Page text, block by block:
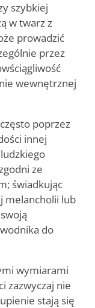
szybkiej
w twarz z
prowadzić
przez
wewnętrznej
poprzez
innej
ze
świadkując
melancholii lub
do
wymiarami
zazwyczaj nie
stają się